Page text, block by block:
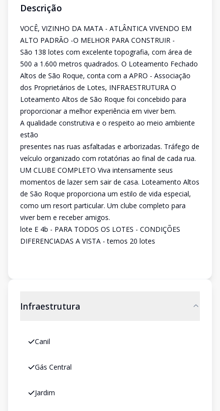
Descrição
VOCÊ, VIZINHO DA MATA - ATLÂNTICA VIVENDO EM
ALTO PADRÃO -O MELHOR PARA CONSTRUIR -
São 138 lotes com excelente topografia, com área de
500 a 1.600 metros quadrados. O Loteamento Fechado
Altos de São Roque, conta com a APRO - Associação
dos Proprietários de Lotes, INFRAESTRUTURA O
Loteamento Altos de São Roque foi concebido para
proporcionar a melhor experiência em viver bem.
A qualidade construtiva e o respeito ao meio ambiente
estão
presentes nas ruas asfaltadas e arborizadas. Tráfego de
veículo organizado com rotatórias ao final de cada rua.
UM CLUBE COMPLETO Viva intensamente seus
momentos de lazer sem sair de casa. Loteamento Altos
de São Roque proporciona um estilo de vida especial,
como um resort particular. Um clube completo para
viver bem e receber amigos.
lote E 4b - PARA TODOS OS LOTES - CONDIÇÕES
DIFERENCIADAS A VISTA - temos 20 lotes
Infraestrutura
Canil
Gás Central
Jardim